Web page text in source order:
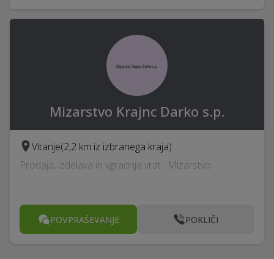
Mizarstvo Krajnc Darko s.p.
Vitanje(2,2 km iz izbranega kraja)
Prodaja, izdelava in vgradnja vrat · Mizarstvo
POVPRAŠEVANJE POKLIČI